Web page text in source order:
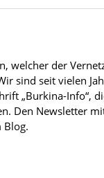
welcher der
sind seit vielen
„Burkina-Info“,
Den Newsletter
Blog.